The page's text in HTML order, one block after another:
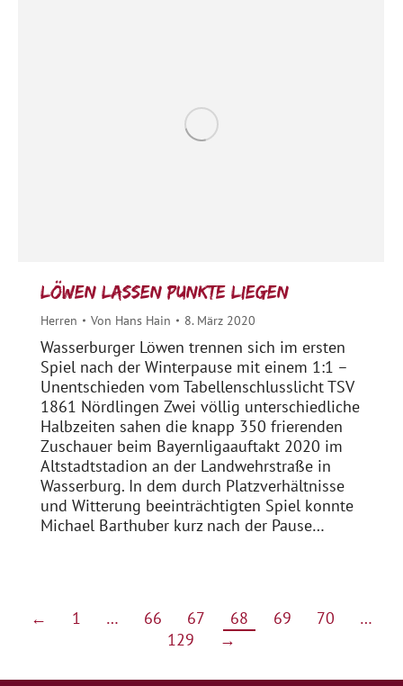
Löwen lassen Punkte liegen
Herren Von Hans Hain 8. März 2020
Wasserburger Löwen trennen sich im ersten
Spiel nach der Winterpause mit einem 1:1 –
Unentschieden vom Tabellenschlusslicht TSV
1861 Nördlingen Zwei völlig unterschiedliche
Halbzeiten sahen die knapp 350 frierenden
Zuschauer beim Bayernligaauftakt 2020 im
Altstadtstadion an der Landwehrstraße in
Wasserburg. In dem durch Platzverhältnisse
und Witterung beeinträchtigten Spiel konnte
Michael Barthuber kurz nach der Pause…
← 1 … 66 67 68 69 70
…
129
→